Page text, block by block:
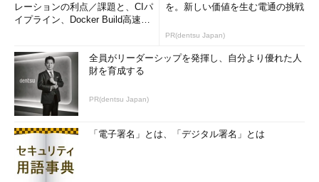
レーションの利点／課題と、CIパ
イプライン、Docker Build高速化
を。新しい価値を生む電通の挑戦
PR(dentsu Japan)
全員がリーダーシップを発揮し、自分より優れた人
財を育成する
PR(dentsu Japan)
「電子署名」とは、「デジタル署名」とは